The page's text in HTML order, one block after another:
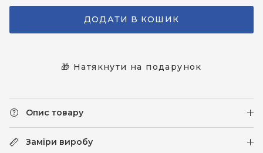
ДОДАТИ В КОШИК
🎁 Натякнути на подарунок
Опис товару
Заміри виробу